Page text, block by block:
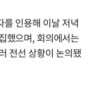
를 인용해 이날 저녁
했으며, 회의에서는
전선 상황이 논의됐